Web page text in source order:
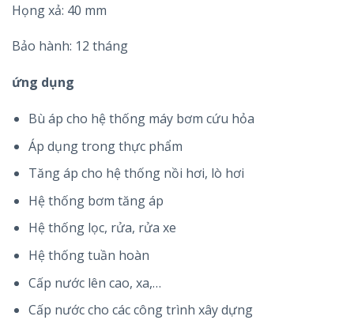
Họng xả: 40 mm
Bảo hành: 12 tháng
ứng dụng
Bù áp cho hệ thống máy bơm cứu hỏa
Áp dụng trong thực phẩm
Tăng áp cho hệ thống nồi hơi, lò hơi
Hệ thống bơm tăng áp
Hệ thống lọc, rửa, rửa xe
Hệ thống tuần hoàn
Cấp nước lên cao, xa,…
Cấp nước cho các công trình xây dựng